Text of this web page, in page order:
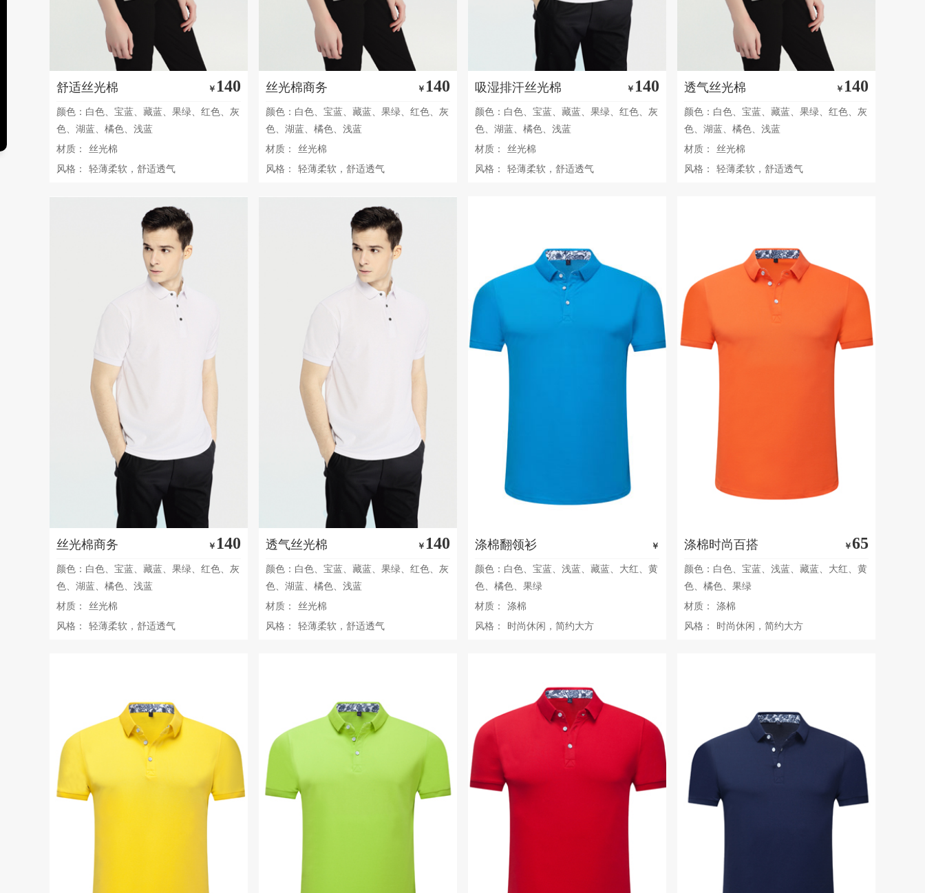
舒适丝光棉 ￥ 140
颜色：白色、宝蓝、藏蓝、果绿、红色、灰
色、湖蓝、橘色、浅蓝
材质：
丝光棉
风格：
轻薄柔软，舒适透气
丝光棉商务 ￥ 140
颜色：白色、宝蓝、藏蓝、果绿、红色、灰
色、湖蓝、橘色、浅蓝
材质：
丝光棉
风格：
轻薄柔软，舒适透气
吸湿排汗丝光棉 ￥ 140
颜色：白色、宝蓝、藏蓝、果绿、红色、灰
色、湖蓝、橘色、浅蓝
材质：
丝光棉
风格：
轻薄柔软，舒适透气
透气丝光棉 ￥ 140
颜色：白色、宝蓝、藏蓝、果绿、红色、灰
色、湖蓝、橘色、浅蓝
材质：
丝光棉
风格：
轻薄柔软，舒适透气
丝光棉商务 ￥ 140
颜色：白色、宝蓝、藏蓝、果绿、红色、灰
色、湖蓝、橘色、浅蓝
材质：
丝光棉
风格：
轻薄柔软，舒适透气
透气丝光棉 ￥ 140
颜色：白色、宝蓝、藏蓝、果绿、红色、灰
色、湖蓝、橘色、浅蓝
材质：
丝光棉
风格：
轻薄柔软，舒适透气
涤棉翻领衫 ￥
颜色：白色、宝蓝、浅蓝、藏蓝、大红、黄
色、橘色、果绿
材质：
涤棉
风格：
时尚休闲，简约大方
涤棉时尚百搭 ￥65
颜色：白色、宝蓝、浅蓝、藏蓝、大红、黄
色、橘色、果绿
材质：
涤棉
风格：
时尚休闲，简约大方